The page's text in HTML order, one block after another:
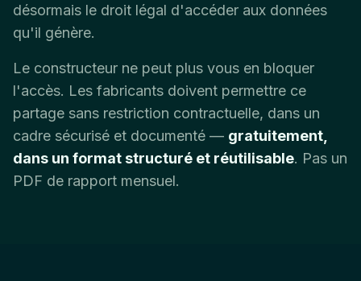
désormais le droit légal d'accéder aux données
qu'il génère.
Le constructeur ne peut plus vous en bloquer
l'accès. Les fabricants doivent permettre ce
partage sans restriction contractuelle, dans un
cadre sécurisé et documenté — gratuitement,
dans un format structuré et réutilisable. Pas un
PDF de rapport mensuel.